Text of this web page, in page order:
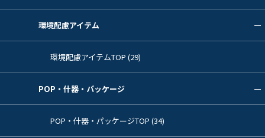
環境配慮アイテム
環境配慮アイテムTOP (29)
POP・什器・パッケージ
POP・什器・パッケージTOP (34)